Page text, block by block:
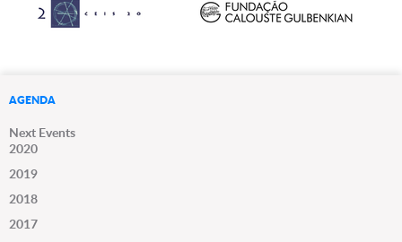
AGENDA
Next Events
2020
2019
2018
2017